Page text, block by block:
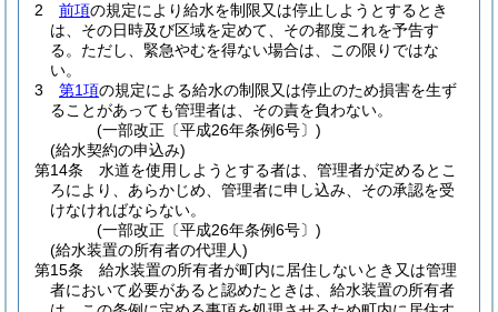
2
前項の規定により給水を制限又は停止しようとするとき
は、その日時及び区域を定めて、その都度これを予告す
る。 ただし、緊急やむを得ない場合は、この限りではな
い。
3
第1項の規定による給水の制限又は停止のため損害を生ず
ることがあっても管理者は、その責を負わない。
(一部改正〔平成26年条例6号〕)
(給水契約の申込み)
第14条
水道を使用しようとする者は、管理者が定めるとこ
ろにより、あらかじめ、管理者に申し込み、その承認を受
けなければならない。
(一部改正〔平成26年条例6号〕)
(給水装置の所有者の代理人)
第15条
給水装置の所有者が町内に居住しないとき又は管理
者において必要があると認めたときは、給水装置の所有者